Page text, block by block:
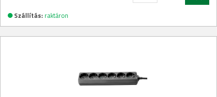
Szállítás: raktáron